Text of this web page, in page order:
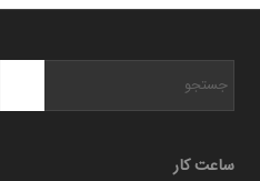
ساعت کار